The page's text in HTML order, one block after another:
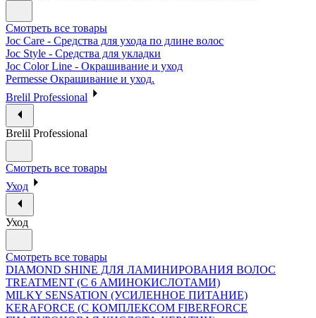
Смотреть все товары
Joc Care - Средства для ухода по длине волос
Joc Style - Средства для укладки
Joc Color Line - Окрашивание и уход
Permesse Окрашивание и уход.
Brelil Professional
Brelil Professional
Смотреть все товары
Уход
Уход
Смотреть все товары
DIAMOND SHINE ДЛЯ ЛАМИНИРОВАНИЯ ВОЛОС
TREATMENT (С 6 АМИНОКИСЛОТАМИ)
MILKY SENSATION (УСИЛЕННОЕ ПИТАНИЕ)
KERAFORCE (С КОМПЛЕКСОМ FIBERFORCE